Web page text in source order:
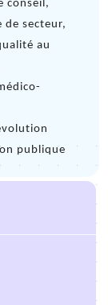
conseil,
de secteur,
au
publique